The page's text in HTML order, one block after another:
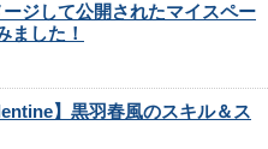
ジして公開されたマイスペー
ました！
】黒羽春風のスキル＆ス